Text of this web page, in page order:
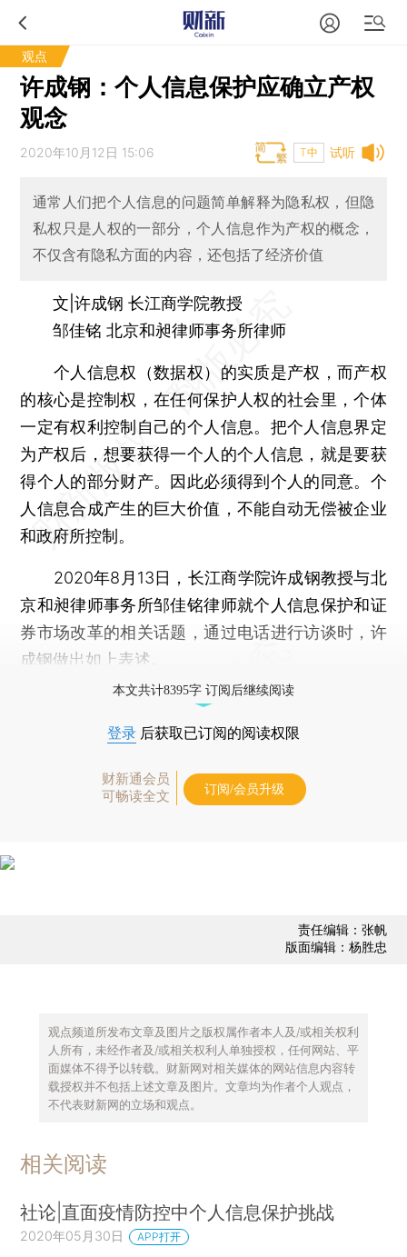
观点
许成钢：个人信息保护应确立产权
观念
试听
2020年10月12日 15:06 T中
通常人们把个人信息的问题简单解释为隐私权，但隐
私权只是人权的一部分，个人信息作为产权的概念，
不仅含有隐私方面的内容，还包括了经济价值
文|许成钢 长江商学院教授
邹佳铭 北京和昶律师事务所律师
个人信息权（数据权）的实质是产权，而产权
的核心是控制权，在任何保护人权的社会里，个体
一定有权利控制自己的个人信息。把个人信息界定
为产权后，想要获得一个人的个人信息，就是要获
得个人的部分财产。因此必须得到个人的同意。个
人信息合成产生的巨大价值，不能自动无偿被企业
和政府所控制。
2020年8月13日，长江商学院许成钢教授与北
京和昶律师事务所邹佳铭律师就个人信息保护和证
券市场改革的相关话题，通过电话进行访谈时，许
成钢做出如上表述。
本文共计8395字 订阅后继续阅读
登录 后获取已订阅的阅读权限
财新通会员
可畅读全文
订阅/会员升级
责任编辑：张帆
版面编辑：杨胜忠
观点频道所发布文章及图片之版权属作者本人及/或相关权利
人所有，未经作者及/或相关权利人单独授权，任何网站、平
面媒体不得予以转载。财新网对相关媒体的网站信息内容转
载授权并不包括上述文章及图片。文章均为作者个人观点，
不代表财新网的立场和观点。
相关阅读
社论|直面疫情防控中个人信息保护挑战
2020年05月30日 APP打开